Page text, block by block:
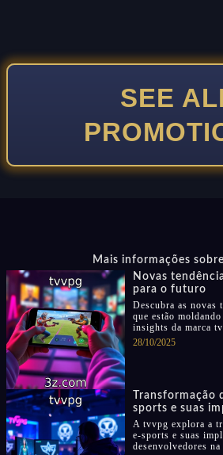
SEE
Mais informações
Novas
para o futuro
Descubra as novas
que estão
insights da marca
28/10/2025
Transformação
sports e suas
A tvvpg explora a
e-sports e suas
desenvolvedores na